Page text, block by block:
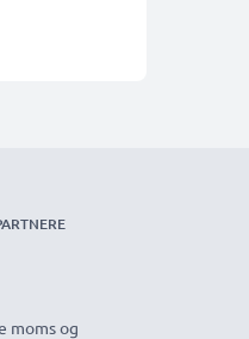
moms og